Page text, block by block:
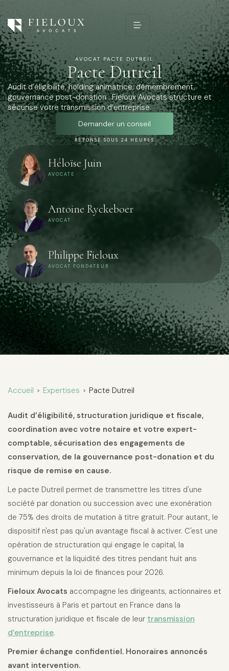
AVOCAT PACTE DUTREIL
Pacte Dutreil
Audit d’éligibilité, holding animatrice, démembrement,
gouvernance post-donation : Fieloux Avocats structure et
sécurise votre transmission d’entreprise.
Demander un conseil
RÉPONSE SOUS 24 HEURES
Héloïse Juin
AVOCATE
Antoine Ryckeboer
AVOCAT
Philippe Fieloux
AVOCAT FONDATEUR
Accueil > Expertises > Pacte Dutreil
Audit d’éligibilité, structuration juridique et fiscale,
coordination avec votre notaire et votre expert-
comptable, sécurisation des engagements de
conservation, de la gouvernance post-donation et du
risque de remise en cause.
Le pacte Dutreil permet de transmettre les titres d'une
société par donation ou succession avec une exonération
de 75% des droits de mutation à titre gratuit. Pour autant, le
dispositif n'est pas qu'un avantage fiscal à activer. C'est une
opération de structuration qui engage le capital, la
gouvernance et la liquidité des titres pendant huit ans
minimum depuis la loi de finances pour 2026.
Fieloux Avocats accompagne les dirigeants, actionnaires et
investisseurs à Paris et partout en France dans la
structuration juridique et fiscale de leur transmission
d’entreprise.
Premier échange confidentiel. Honoraires annoncés
avant intervention.